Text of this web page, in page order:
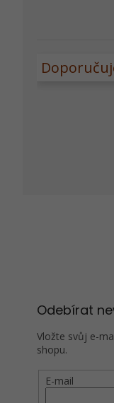
Odebírat
Vložte svůj e-
shopu.
E-mail